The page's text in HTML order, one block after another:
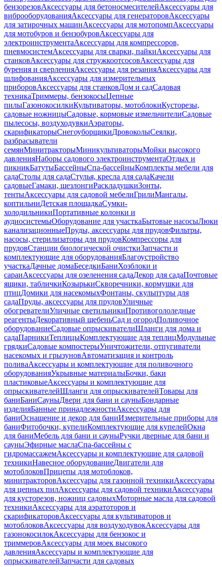
бензорезовАксессуары для бетоносмесителейАксессуары для
виброоборудованияАксессуары для генераторовАксессуары
для затирочных машинАксессуары для мотопомпАксессуары
для мотобуров и бензобуровАксессуары для
электроинструментаАксессуары для компрессоров,
пневмосистемАксессуары для сварки, пайкиАксессуары для
станковАксессуары для стружкоотсосовАксессуары для
бурения и сверленияАксессуары для резанияАксессуары для
шлифованияАксессуары для измерительных
приборовАксессуары для станковДом и садСадовая
техникаТриммеры, бензокосыЦепные
пилыГазонокосилкиКультиваторы, мотоблокиКусторезы,
садовые ножницыСадовые, кормовые измельчителиСадовые
пылесосы, воздуходувкиАэраторы,
скарификаторыСнегоуборщикиДровоколыСеялки,
разбрасыватели
семянМинитракторыМиникультиваторыМойки высокого
давленияНаборы садового электроинструментаОтдых и
пикникБатутыБассейныСпа-бассейныКомплекты мебели для
садаСтолы для садаСтулья, кресла для садаКачели
садовыеГамаки, шезлонгиРаскладушкиЗонты,
тентыАксессуары для садовой мебелиГрилиМангалы,
коптильниДетская площадкаСумки-
холодильникиПортативные колонки и
аудиосистемыОборудование для участкаБытовые насосыЛюки
канализационныеПруды, аксессуары для прудовФильтры,
насосы, стерилизаторы для прудовКомпрессоры для
прудовСтанции биологической очисткиЗапчасти и
комплектующие для оборудованияБлагоустройство
участкаДачные домаБеседкиБаниХозблоки и
сараиАксессуары для озеленения садаДекор для садаПочтовые
ящики, табличкиКозырькиСкворечники, кормушки для
птицДомики для насекомыхФонтаны, скульптуры для
садаПруды, аксессуары для прудовУличные
обогревателиУличные светильникиПротивогололедные
реагентыДекоративный щебеньСад и огородПоливочное
оборудованиеСадовые опрыскивателиШланги для дома и
садаПарникиТеплицыКомплектующие для теплицМодульные
грядкиСадовые компостерыУничтожители, отпугиватели
насекомых и грызуновАвтоматизация и контроль
поливаАксессуары и комплектующие для поливочного
оборудованияУкрывные материалыБочки, баки
пластиковыеАксессуары и комплектующие для
опрыскивателейШланги для опрыскивателейТовары для
баниБаниСауныДвери для бани и сауныБондарные
изделияБанные принадлежностиАксессуары для
баниОснащение и декор для баниИзмерительные приборы для
баниФитобочки, купелиКомплектующие для купелейОкна
для баниМебель для бани и сауныРучки дверные для бани и
сауныЭфирные маслаСпа-бассейны с
гидромассажемАксессуары и комплектующие для садовой
техникиНавесное оборудованиеДвигатели для
мотоблоковПрицепы для мотоблоков,
минитракторовАксессуары для газонной техникиАксессуары
для цепных пилАксессуары для садовой техникиАксессуары
для кусторезов, ножниц садовыхМоторные масла для садовой
техникиАксессуары для аэратоторов и
скарификаторовАксессуары для культиваторов и
мотоблоковАксессуары для воздуходувокАксессуары для
газонокосилокАксессуары для бензокос и
триммеровАксессуары для моек высокого
давленияАксессуары и комплектующие для
опрыскивателейЗапчасти для садовых